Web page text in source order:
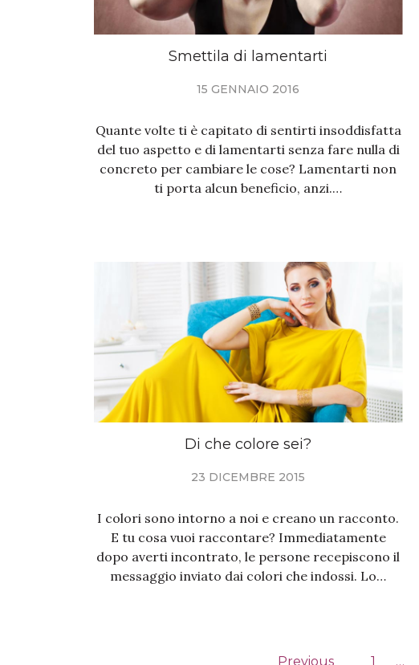
Smettila di lamentarti
15 GENNAIO 2016
Quante volte ti è capitato di sentirti insoddisfatta
del tuo aspetto e di lamentarti senza fare nulla di
concreto per cambiare le cose? Lamentarti non
ti porta alcun beneficio, anzi.…
Di che colore sei?
23 DICEMBRE 2015
I colori sono intorno a noi e creano un racconto.
E tu cosa vuoi raccontare? Immediatamente
dopo averti incontrato, le persone recepiscono il
messaggio inviato dai colori che indossi. Lo…
Previous 1 …